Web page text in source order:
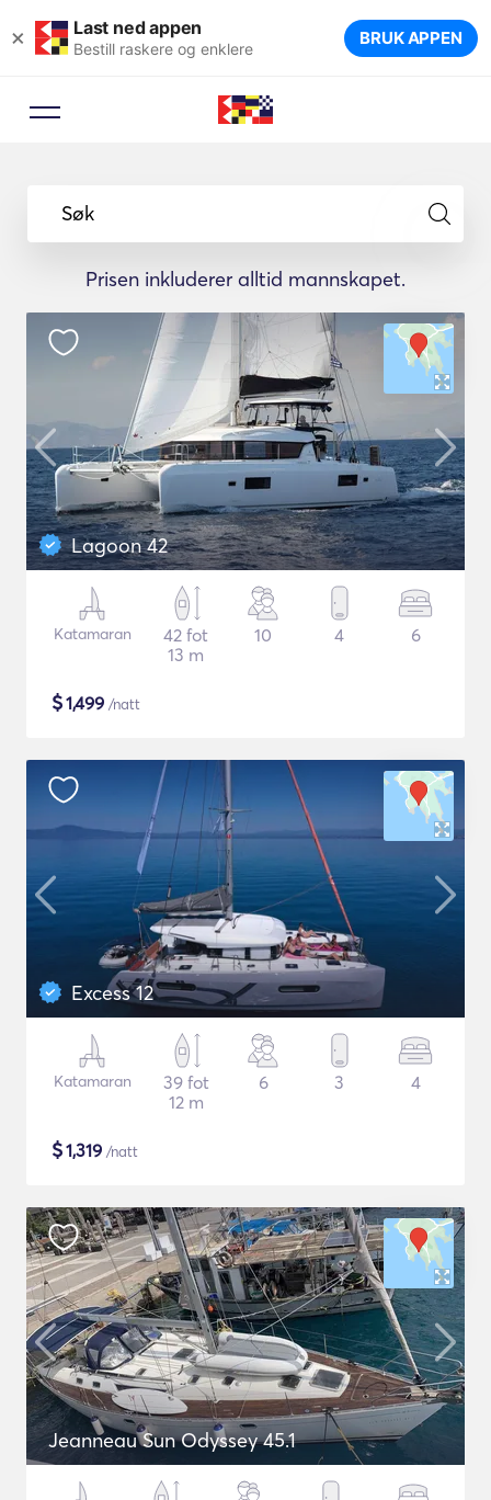
× Last ned appen
Bestill raskere og enklere BRUK APPEN
Søk
Prisen inkluderer alltid mannskapet.
Lagoon 42
Katamaran
42 fot
13 m
10 4 6
$1,499 /natt
Excess 12
Katamaran
39 fot
12 m
6 3 4
$1,319 /natt
Jeanneau Sun Odyssey 45.1